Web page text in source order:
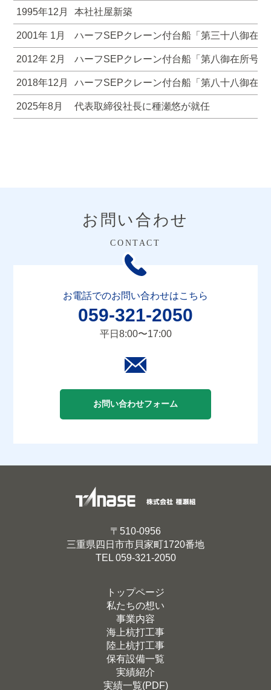
1995年12月 本社社屋新築
2001年 1月 ハーフSEPクレーン付台船「第三十八御在
2012年 2月 ハーフSEPクレーン付台船「第八御在所号」
2018年12月 ハーフSEPクレーン付台船「第八十八御在
2025年8月 代表取締役社長に種瀬悠が就任
お問い合わせ
お電話でのお問い合わせはこちら
059-321-2050
平日8:00〜17:00
お問い合わせフォーム
〒510-0956
三重県四日市市貝家町1720番地
TEL 059-321-2050
トップページ
私たちの想い
事業内容
海上杭打工事
陸上杭打工事
保有設備一覧
実績紹介
実績一覧(PDF)